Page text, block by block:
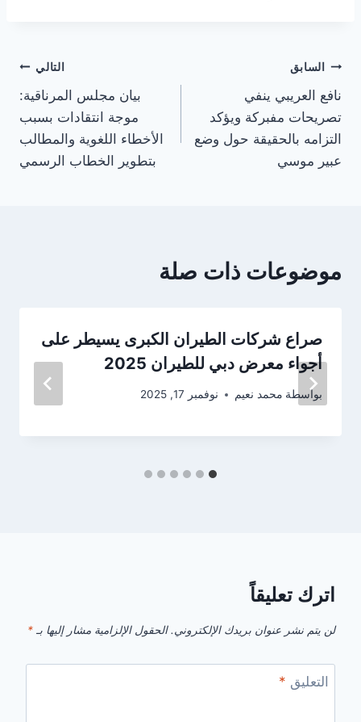
تصفّح
المقالات
السابق
نافع العريبي ينفي
تصريحات مفبركة ويؤكد
التزامه بالحقيقة حول وضع
عبير موسي
التالي
بيان مجلس المرناقية:
موجة انتقادات بسبب
الأخطاء اللغوية والمطالب
بتطوير الخطاب الرسمي
موضوعات ذات صلة
صراع شركات الطيران الكبرى يسيطر على
أجواء معرض دبي للطيران 2025
بواسطة محمد نعيم نوفمبر 17, 2025
اترك تعليقاً
لن يتم نشر عنوان بريدك الإلكتروني. الحقول الإلزامية مشار إليها بـ *
التعليق *